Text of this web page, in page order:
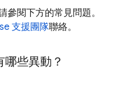
參閱下方的常見問題。
支援團隊聯絡。
哪些異動？